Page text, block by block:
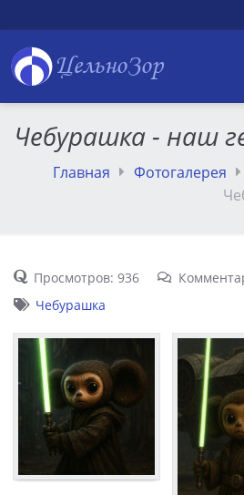
ЦельноЗор
Чебурашка - наш
Главная Фотогалерея
Просмотров: 936
Чебурашка